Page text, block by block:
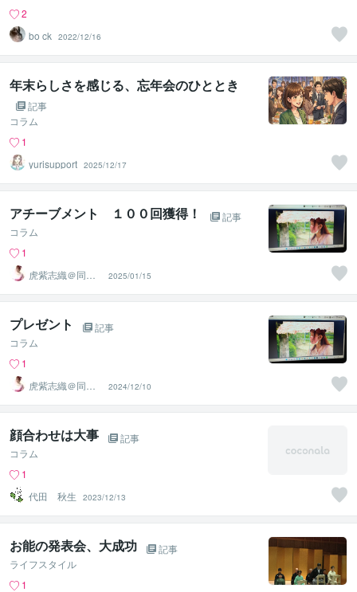
2
bo ck 2022/12/16
年末らしさを感じる、忘年会のひととき
記事
コラム
1
yurisupport 2025/12/17
アチーブメント １００回獲得！
記事
コラム
1
虎紫志織＠同じ
目線の『駆け込
み寺』
2025/01/15
プレゼント
記事
コラム
1
虎紫志織＠同じ
目線の『駆け込
み寺』
2024/12/10
顔合わせは大事
記事
コラム
1
代田 秋生
2023/12/13
お能の発表会、大成功
記事
ライフスタイル
1